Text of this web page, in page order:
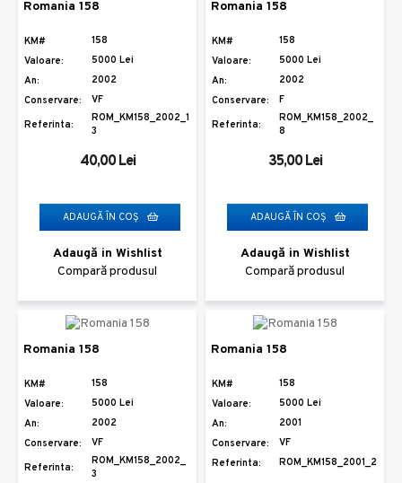
Romania 158
KM#
158
Valoare:
5000 Lei
An:
2002
Conservare:
VF
Referinta:
ROM_KM158_2002_1
3
40,00 Lei
ADAUGĂ ÎN COŞ
Adaugă in Wishlist
Compară produsul
Romania 158
KM#
158
Valoare:
5000 Lei
An:
2002
Conservare:
F
Referinta:
ROM_KM158_2002_
8
35,00 Lei
ADAUGĂ ÎN COŞ
Adaugă in Wishlist
Compară produsul
Romania 158
KM#
158
Valoare:
5000 Lei
An:
2002
Conservare:
VF
Referinta:
ROM_KM158_2002_
3
Romania 158
KM#
158
Valoare:
5000 Lei
An:
2001
Conservare:
VF
Referinta:
ROM_KM158_2001_2